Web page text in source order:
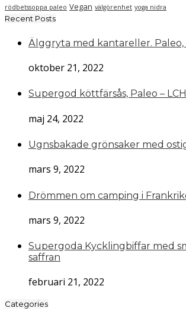
rödbetssoppa paleo Vegan välgörenhet yoga nidra
Recent Posts
Älggryta med kantareller. Paleo,
oktober 21, 2022
Supergod köttfärsås, Paleo –
maj 24, 2022
Ugnsbakade grönsaker med
mars 9, 2022
Drömmen om camping i
mars 9, 2022
Supergoda Kycklingbiffar med
saffran
februari 21, 2022
Categories